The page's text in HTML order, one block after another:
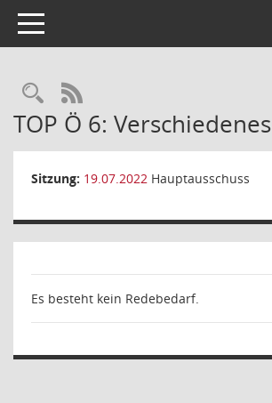
Toggle navigation
Rechercheauswahl
RSS-Feed
TOP Ö 6: Verschiedenes
Sitzung: 19.07.2022 Hauptausschuss
Es besteht kein Redebedarf.